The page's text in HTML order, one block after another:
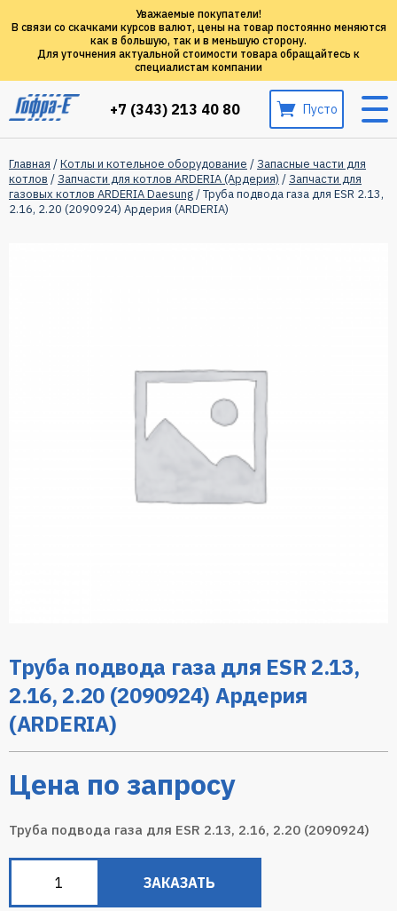
Уважаемые покупатели!
В связи со скачками курсов валют, цены на товар постоянно меняются
как в большую, так и в меньшую сторону.
Для уточнения актуальной стоимости товара обращайтесь к
специалистам компании
+7 (343) 213 40 80 Пусто
Главная /Котлы и котельное оборудование /Запасные части для
котлов /Запчасти для котлов ARDERIA (Ардерия) /Запчасти для
газовых котлов ARDERIA Daesung/ Труба подвода газа для ESR 2.13,
2.16, 2.20 (2090924) Ардерия (ARDERIA)
Труба подвода газа для ESR 2.13,
2.16, 2.20 (2090924) Ардерия
(ARDERIA)
Цена по запросу
Труба подвода газа для ESR 2.13, 2.16, 2.20 (2090924)
ЗАКАЗАТЬ